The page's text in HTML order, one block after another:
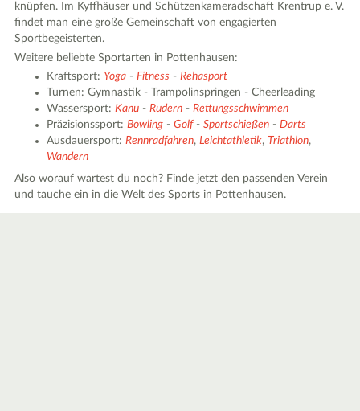
knüpfen. Im Kyffhäuser und Schützenkameradschaft Krentrup e. V.
findet man eine große Gemeinschaft von engagierten
Sportbegeisterten.
Weitere beliebte Sportarten in Pottenhausen:
Kraftsport: Yoga -Fitness -Rehasport
Turnen: Gymnastik - Trampolinspringen - Cheerleading
Wassersport:Kanu -Rudern -Rettungsschwimmen
Präzisionssport:Bowling -Golf-Sportschießen -Darts
Ausdauersport:Rennradfahren,Leichtathletik, Triathlon,
Wandern
Also worauf wartest du noch? Finde jetzt den passenden Verein
und tauche ein in die Welt des Sports in Pottenhausen.